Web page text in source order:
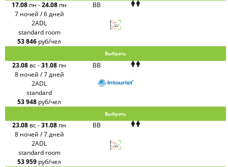
17.08 пн -24.08 пн
7 ночей / 6 дней
BB
2ADL
standard room
53 846 руб/чел
Выбрать
23.08 вс-31.08 пн
8 ночей / 7 дней
BB
2ADL
standard
53 948 руб/чел
Выбрать
23.08 вс-31.08 пн
8 ночей / 7 дней
BB
2ADL
standard room
53 959 руб/чел